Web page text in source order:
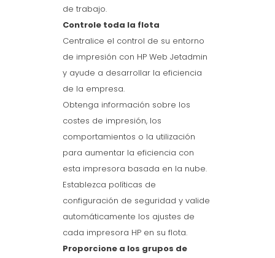
de trabajo.
Controle toda la flota
Centralice el control de su entorno
de impresión con HP Web Jetadmin
y ayude a desarrollar la eficiencia
de la empresa.
Obtenga información sobre los
costes de impresión, los
comportamientos o la utilización
para aumentar la eficiencia con
esta impresora basada en la nube.
Establezca políticas de
configuración de seguridad y valide
automáticamente los ajustes de
cada impresora HP en su flota.
Proporcione a los grupos de